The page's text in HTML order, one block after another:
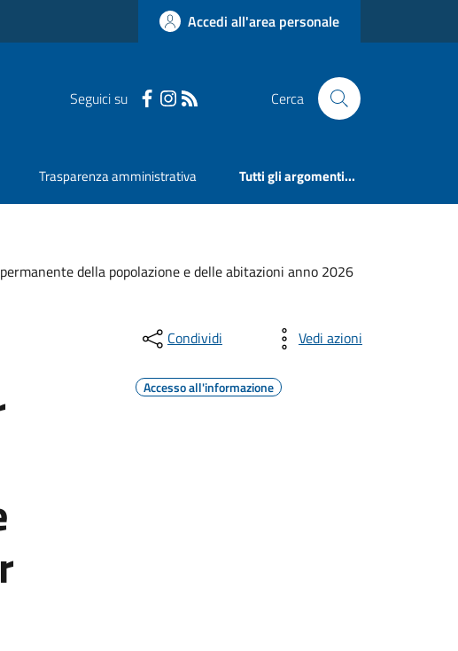
Accedi all'area personale
Seguici su Cerca
Trasparenza amministrativa Tutti gli argomenti...
della popolazione e delle abitazioni anno 2026
Condividi Vedi azioni
Accesso all'informazione